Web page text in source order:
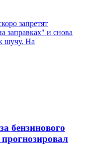
запретят
заправках" и снова
шучу. На
бензинового